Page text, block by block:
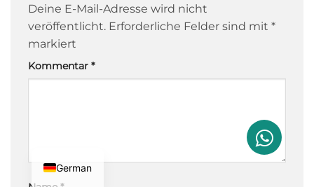
Deine E-Mail-Adresse wird nicht
veröffentlicht. Erforderliche Felder sind mit *
markiert
Kommentar *
German